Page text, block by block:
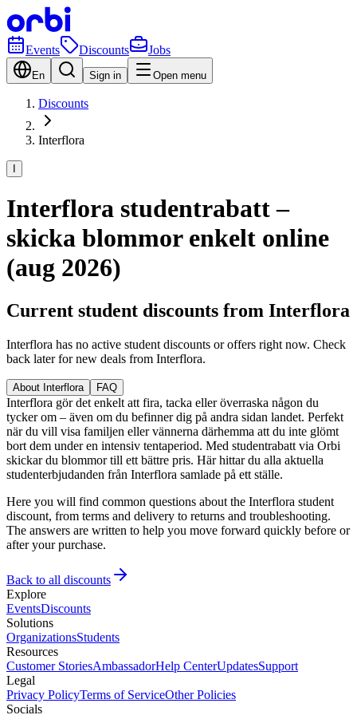
Events Discounts Jobs
En Sign in Open menu
Discounts
Interflora
Interflora studentrabatt –
skicka blommor enkelt online
(aug 2026)
Current student discounts from Interflora
Interflora has no active student discounts or offers right now. Check
back later for new deals from Interflora.
About Interflora FAQ
Interflora gör det enkelt att fira, tacka eller överraska någon du
tycker om – även om du befinner dig på andra sidan landet. Perfekt
när du vill visa familjen eller vännerna därhemma att du inte glömt
bort dem under en intensiv tentaperiod. Med studentrabatt via Orbi
skickar du blommor till ett bättre pris. Här hittar du alla aktuella
studenterbjudanden från Interflora samlade på ett ställe.
Here you will find common questions about the Interflora student
discount, from terms and delivery to returns and troubleshooting.
The answers are written to help you move forward quickly before or
after your purchase.
Back to all discounts
Explore
EventsDiscounts
Solutions
OrganizationsStudents
Resources
Customer StoriesAmbassadorHelp CenterUpdatesSupport
Legal
Privacy PolicyTerms of ServiceOther Policies
Socials